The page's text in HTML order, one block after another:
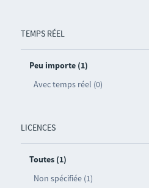
TEMPS RÉEL
Peu importe (1)
Avec temps réel (0)
LICENCES
Toutes (1)
Non spécifiée (1)